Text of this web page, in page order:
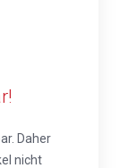
Daher
nicht